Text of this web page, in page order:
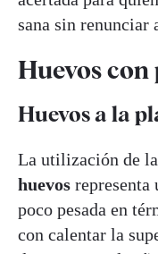
sana sin renunciar
Huevos con
Huevos a la
La utilización de
huevos representa
poco pesada en
con calentar la